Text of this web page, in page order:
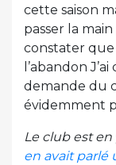
cette saison
passer la
constater que
l’abandon
demande du
évidemment
Le club est
en avait parlé